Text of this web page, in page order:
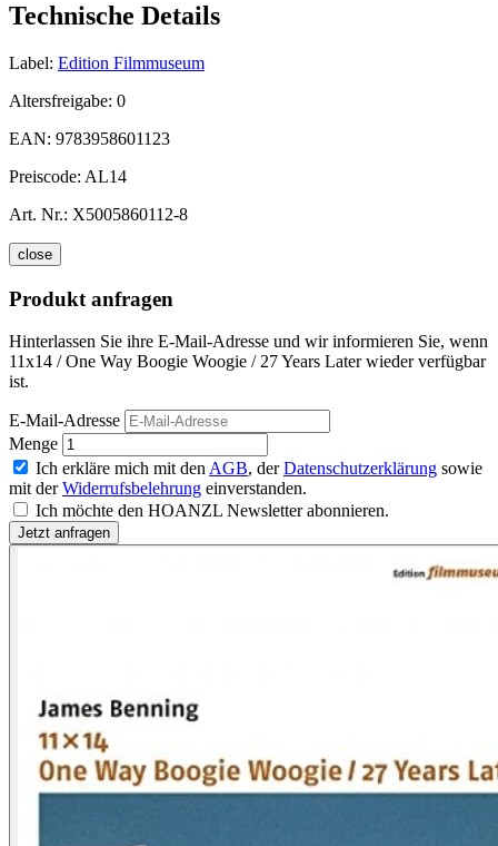
Technische Details
Label: Edition Filmmuseum
Altersfreigabe: 0
EAN: 9783958601123
Preiscode: AL14
Art. Nr.: X5005860112-8
close
Produkt anfragen
Hinterlassen Sie ihre E-Mail-Adresse und wir informieren Sie, wenn
11x14 / One Way Boogie Woogie / 27 Years Later wieder verfügbar
ist.
E-Mail-Adresse
Menge
Ich erkläre mich mit den AGB, derDatenschutzerklärung sowie
mit derWiderrufsbelehrung einverstanden.
Ich möchte den HOANZL Newsletter abonnieren.